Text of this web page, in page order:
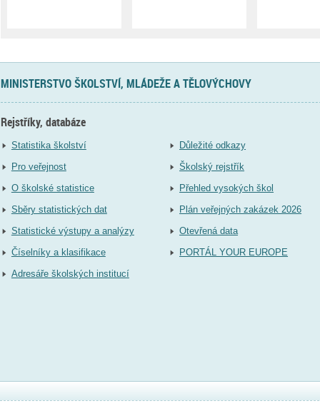
MINISTERSTVO ŠKOLSTVÍ, MLÁDEŽE A TĚLOVÝCHOVY
Rejstříky, databáze
Statistika školství
Pro veřejnost
O školské statistice
Sběry statistických dat
Statistické výstupy a analýzy
Číselníky a klasifikace
Adresáře školských institucí
Důležité odkazy
Školský rejstřík
Přehled vysokých škol
Plán veřejných zakázek 2026
Otevřená data
PORTÁL YOUR EUROPE